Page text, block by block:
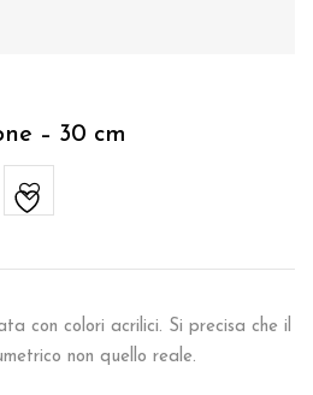
– 30 cm
con colori acrilici. Si precisa che il
non quello reale.